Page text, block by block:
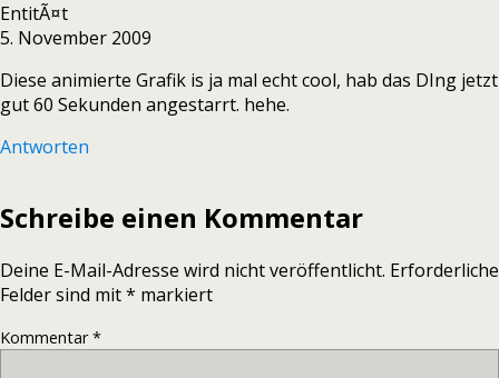
EntitÃ¤t
5. November 2009
Diese animierte Grafik is ja mal echt cool, hab das DIng jetzt
gut 60 Sekunden angestarrt. hehe.
Antworten
Schreibe einen Kommentar
Deine E-Mail-Adresse wird nicht veröffentlicht. Erforderliche
Felder sind mit* markiert
Kommentar*